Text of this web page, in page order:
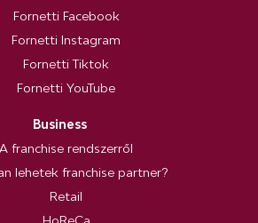
Fornetti Facebook
Fornetti Instagram
Fornetti Tiktok
Fornetti YouTube
Business
A franchise rendszerről
lehetek franchise partner?
Retail